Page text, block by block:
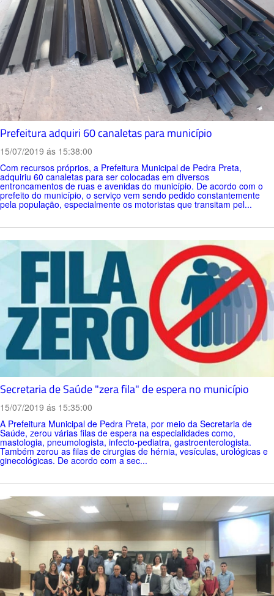
Prefeitura adquiri 60 canaletas para município
15/07/2019 ás 15:38:00
Com recursos próprios, a Prefeitura Municipal de Pedra Preta,
adquiriu 60 canaletas para ser colocadas em diversos
entroncamentos de ruas e avenidas do município. De acordo com o
prefeito do município, o serviço vem sendo pedido constantemente
pela população, especialmente os motoristas que transitam pel...
Secretaria de Saúde "zera fila" de espera no município
15/07/2019 ás 15:35:00
A Prefeitura Municipal de Pedra Preta, por meio da Secretaria de
Saúde, zerou várias filas de espera na especialidades como,
mastologia, pneumologista, infecto-pediatra, gastroenterologista.
Também zerou as filas de cirurgias de hérnia, vesículas, urológicas e
ginecológicas. De acordo com a sec...